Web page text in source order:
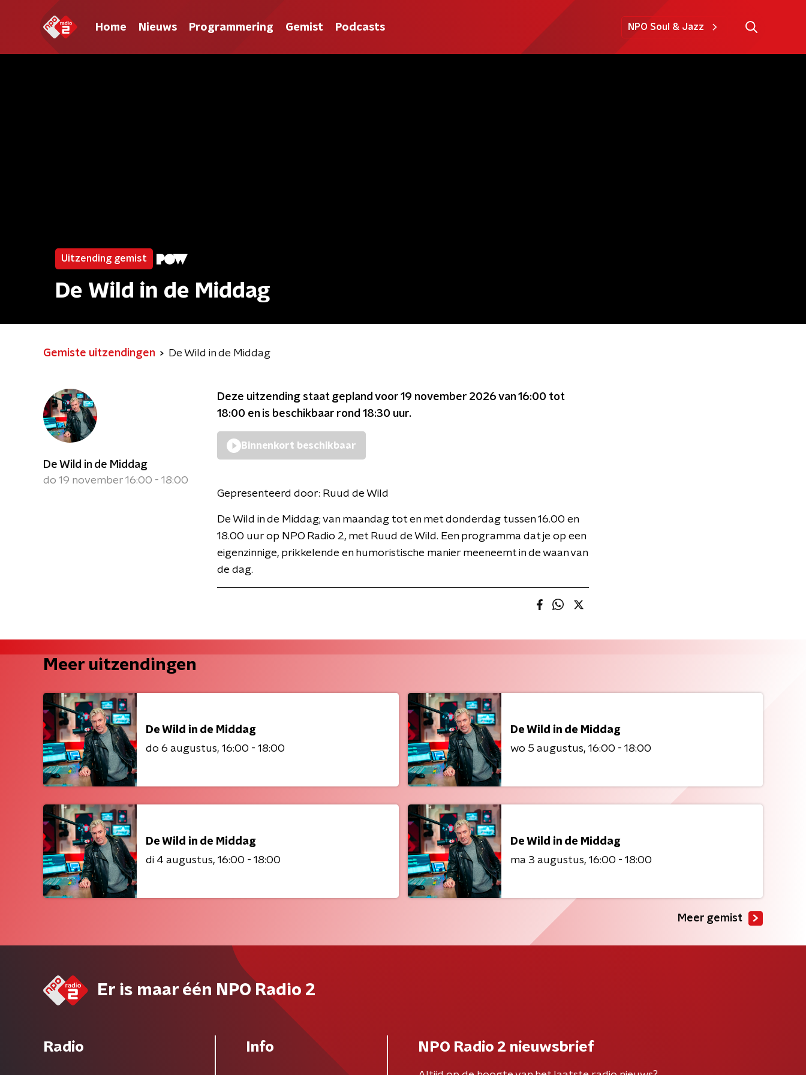
Home Nieuws Programmering Gemist Podcasts NPO Soul & Jazz
Uitzending gemist
De Wild in de Middag
Gemiste uitzendingen De Wild in de Middag
De Wild in de Middag
do 19 november 16:00 - 18:00
Deze uitzending staat gepland voor 19 november 2026 van 16:00 tot
18:00 en is beschikbaar rond 18:30 uur.
Binnenkort beschikbaar
Gepresenteerd door: Ruud de Wild
De Wild in de Middag; van maandag tot en met donderdag tussen 16.00 en
18.00 uur op NPO Radio 2, met Ruud de Wild. Een programma dat je op een
eigenzinnige, prikkelende en humoristische manier meeneemt in de waan van
de dag.
Meer uitzendingen
De Wild in de Middag
do 6 augustus 16:00 - 18:00
De Wild in de Middag
wo 5 augustus 16:00 - 18:00
De Wild in de Middag
di 4 augustus 16:00 - 18:00
De Wild in de Middag
ma 3 augustus 16:00 - 18:00
Meer gemist
Er is maar één NPO Radio 2
Radio Info NPO Radio 2 nieuwsbrief